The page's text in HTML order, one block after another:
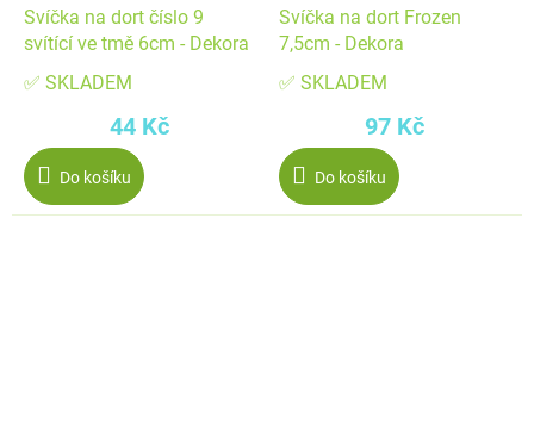
Svíčka na dort číslo 9
svítící ve tmě 6cm - Dekora
✅ SKLADEM
44 Kč
Do košíku
Svíčka na dort Frozen
7,5cm - Dekora
✅ SKLADEM
97 Kč
Do košíku